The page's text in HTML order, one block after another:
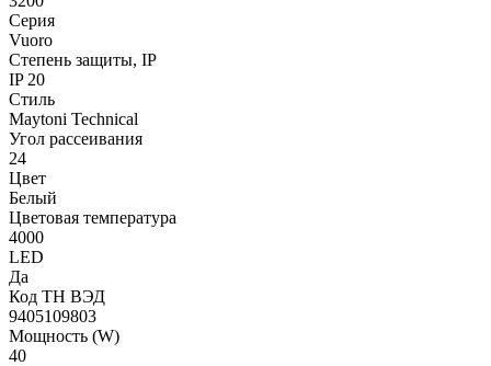
Серия
Vuoro
Степень защиты, IP
IP 20
Стиль
Maytoni Technical
Угол рассеивания
24
Цвет
Белый
Цветовая температура
4000
LED
Да
Код ТН ВЭД
9405109803
Мощность (W)
40